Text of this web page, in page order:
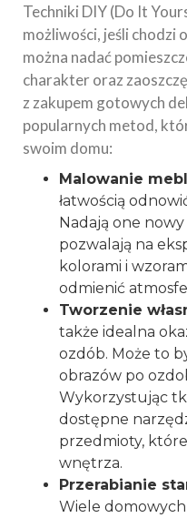
Techniki DIY (Do It
możliwości, jeśli chodzi
można nadać
charakter oraz
z zakupem gotowych
popularnych metod,
swoim domu:
Malowanie
łatwością
Nadają one
pozwalają na
kolorami i
odmienić
Tworzenie
także idealna
ozdób. Może to
obrazów po
Wykorzystując
dostępne
przedmioty,
wnętrza.
Przerabianie
Wiele